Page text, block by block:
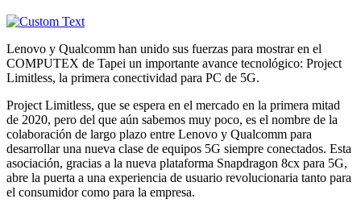
Lenovo y Qualcomm han unido sus fuerzas para mostrar en el
COMPUTEX de Tapei un importante avance tecnológico: Project
Limitless, la primera conectividad para PC de 5G.
Project Limitless, que se espera en el mercado en la primera mitad
de 2020, pero del que aún sabemos muy poco, es el nombre de la
colaboración de largo plazo entre Lenovo y Qualcomm para
desarrollar una nueva clase de equipos 5G siempre conectados. Esta
asociación, gracias a la nueva plataforma Snapdragon 8cx para 5G,
abre la puerta a una experiencia de usuario revolucionaria tanto para
el consumidor como para la empresa.